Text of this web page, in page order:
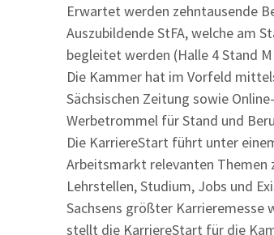
Erwartet werden zehntausende
Auszubildende StFA, welche am
begleitet werden (Halle 4 Stand
Die Kammer hat im Vorfeld
Sächsischen Zeitung sowie
Werbetrommel für Stand und
Die KarriereStart führt unter
Arbeitsmarkt relevanten
Lehrstellen, Studium, Jobs und
Sachsens größter Karrieremesse
stellt die KarriereStart für die